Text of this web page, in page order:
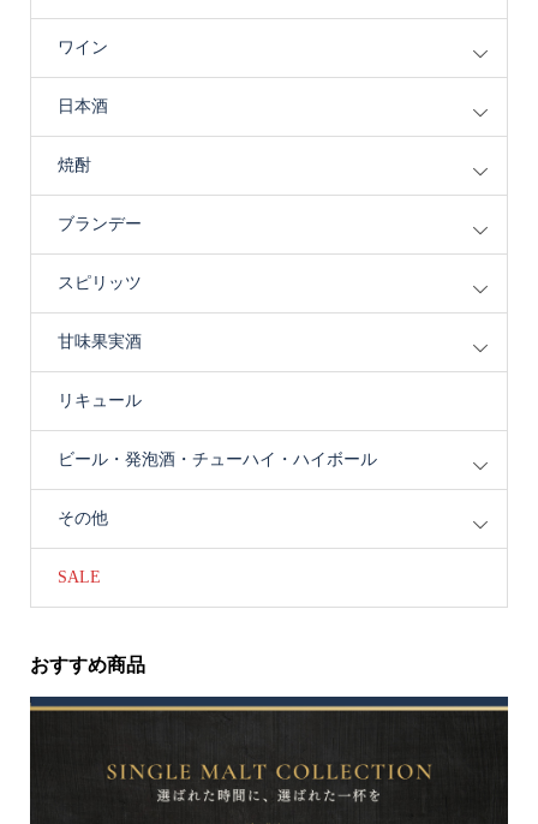
ワイン
日本酒
焼酎
ブランデー
スピリッツ
甘味果実酒
リキュール
ビール・発泡酒・チューハイ・ハイボール
その他
SALE
おすすめ商品